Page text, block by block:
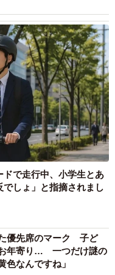
で走行中、小学生とあ
しょ」と指摘されまし
優先席のマーク 子ど
年寄り… 一つだけ謎の
色なんですね」